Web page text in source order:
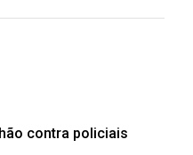
contra policiais